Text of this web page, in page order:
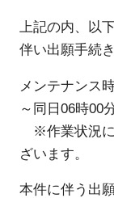
上記の内、以
伴い出願手続
メンテナンス
～同日06時00
※作業状況に
ざいます。
本件に伴う出